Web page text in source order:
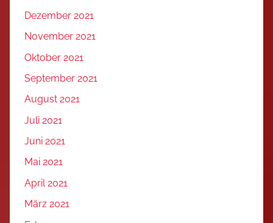
Dezember 2021
November 2021
Oktober 2021
September 2021
August 2021
Juli 2021
Juni 2021
Mai 2021
April 2021
März 2021